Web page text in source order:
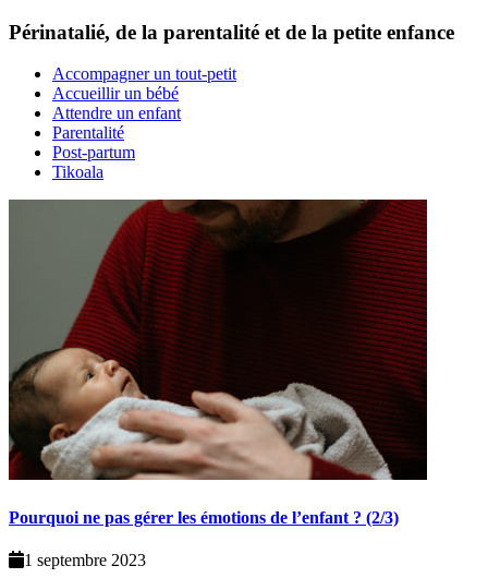
Périnatalié, de la parentalité et de la petite enfance
Accompagner un tout-petit
Accueillir un bébé
Attendre un enfant
Parentalité
Post-partum
Tikoala
Pourquoi ne pas gérer les émotions de l’enfant ? (2/3)
1 septembre 2023